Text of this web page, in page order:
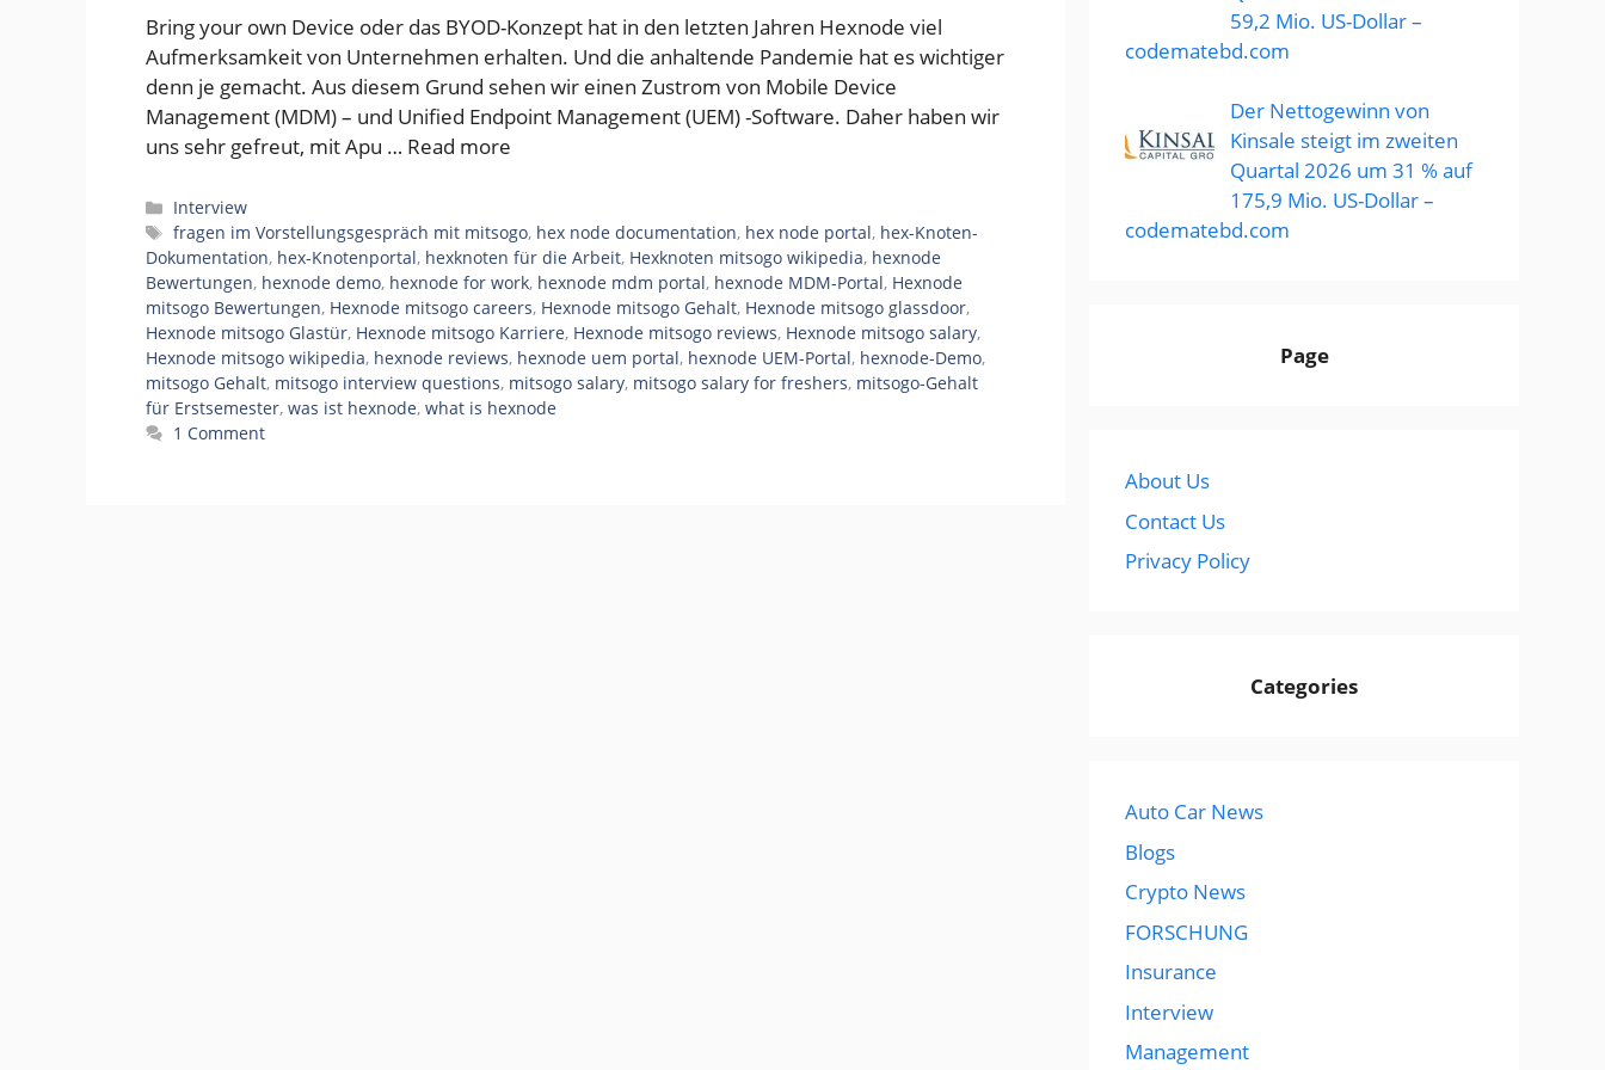
Bring your own Device oder das BYOD-Konzept hat in den letzten Jahren Hexnode viel
Aufmerksamkeit von Unternehmen erhalten. Und die anhaltende Pandemie hat es wichtiger
denn je gemacht. Aus diesem Grund sehen wir einen Zustrom von Mobile Device
Management (MDM) – und Unified Endpoint Management (UEM) -Software. Daher haben wir
uns sehr gefreut, mit Apu … Read more
Categories
Interview
Tags
fragen im Vorstellungsgespräch mit mitsogo, hex node documentation, hex node portal, hex-Knoten-
Dokumentation, hex-Knotenportal, hexknoten für die Arbeit, Hexknoten mitsogo wikipedia, hexnode
Bewertungen, hexnode demo, hexnode for work, hexnode mdm portal, hexnode MDM-Portal, Hexnode
mitsogo Bewertungen, Hexnode mitsogo careers, Hexnode mitsogo Gehalt, Hexnode mitsogo glassdoor,
Hexnode mitsogo Glastür, Hexnode mitsogo Karriere, Hexnode mitsogo reviews, Hexnode mitsogo salary,
Hexnode mitsogo wikipedia, hexnode reviews, hexnode uem portal, hexnode UEM-Portal, hexnode-Demo,
mitsogo Gehalt, mitsogo interview questions, mitsogo salary, mitsogo salary for freshers, mitsogo-Gehalt
für Erstsemester, was ist hexnode, what is hexnode
1 Comment
59,2 Mio. US-Dollar –
codematebd.com
Der Nettogewinn von
Kinsale steigt im zweiten
Quartal 2026 um 31 % auf
175,9 Mio. US-Dollar –
codematebd.com
Page
About Us
Contact Us
Privacy Policy
Categories
Auto Car News
Blogs
Crypto News
FORSCHUNG
Insurance
Interview
Management